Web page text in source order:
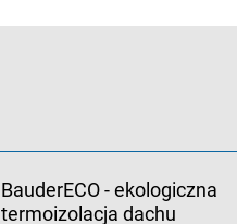
BauderECO - ekologiczna
termoizolacja dachu